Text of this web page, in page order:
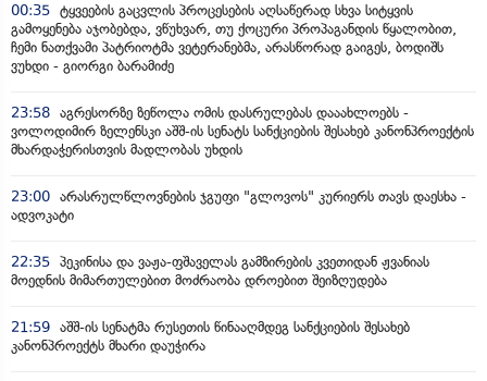
00:35 ტყვეების გაცვლის პროცესების აღსაწერად სხვა სიტყვის
გამოყენება აჯობებდა, ვწუხვარ, თუ ქოცური პროპაგანდის წყალობით,
ჩემი ნათქვამი პატრიოტმა ვეტერანებმა, არასწორად გაიგეს, ბოდიშს
ვუხდი - გიორგი ბარამიძე
23:58 აგრესორზე ზეწოლა ომის დასრულებას დააახლოებს -
ვოლოდიმირ ზელენსკი აშშ-ის სენატს სანქციების შესახებ კანონპროექტის
მხარდაჭერისთვის მადლობას უხდის
23:00 არასრულწლოვნების ჯგუფი "გლოვოს" კურიერს თავს დაესხა -
ადვოკატი
22:35 პეკინისა და ვაჟა-ფშაველას გამზირების კვეთიდან ჟვანიას
მოედნის მიმართულებით მოძრაობა დროებით შეიზღუდება
21:59 აშშ-ის სენატმა რუსეთის წინააღმდეგ სანქციების შესახებ
კანონპროექტს მხარი დაუჭირა